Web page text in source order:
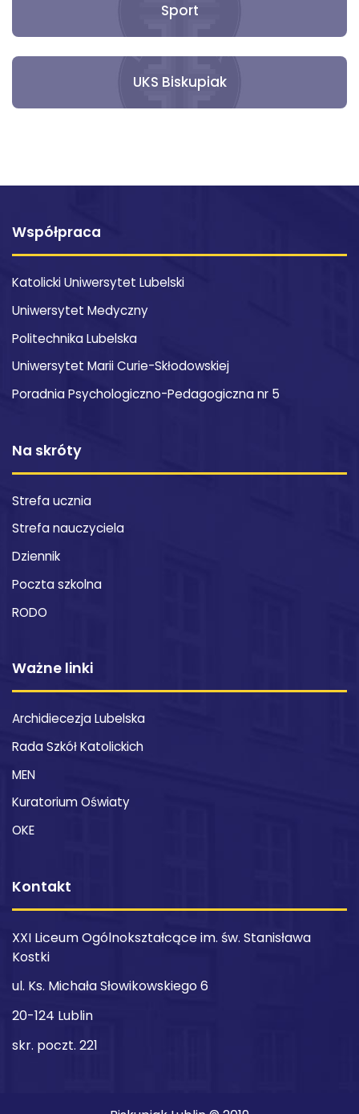
Sport
UKS Biskupiak
Współpraca
Katolicki Uniwersytet Lubelski
Uniwersytet Medyczny
Politechnika Lubelska
Uniwersytet Marii Curie-Skłodowskiej
Poradnia Psychologiczno-Pedagogiczna nr 5
Na skróty
Strefa ucznia
Strefa nauczyciela
Dziennik
Poczta szkolna
RODO
Ważne linki
Archidiecezja Lubelska
Rada Szkół Katolickich
MEN
Kuratorium Oświaty
OKE
Kontakt
XXI Liceum Ogólnokształcące im. św. Stanisława
Kostki
ul. Ks. Michała Słowikowskiego 6
20-124 Lublin
skr. poczt. 221